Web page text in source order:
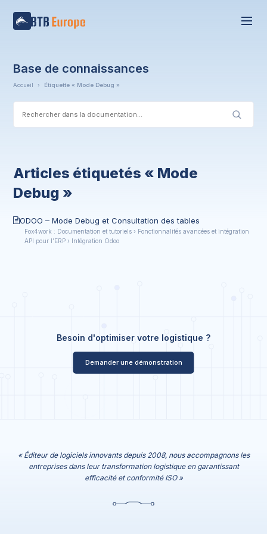
Base de connaissances
Accueil › Étiquette « Mode Debug »
Articles étiquetés « Mode
Debug »
ODOO – Mode Debug et Consultation des tables
Fox4work : Documentation et tutoriels › Fonctionnalités avancées et intégration
API pour l’ERP › Intégration Odoo
Besoin d'optimiser votre logistique ?
Demander une démonstration
« Éditeur de logiciels innovants depuis 2008, nous accompagnons les
entreprises dans leur transformation logistique en garantissant
efficacité et conformité ISO »